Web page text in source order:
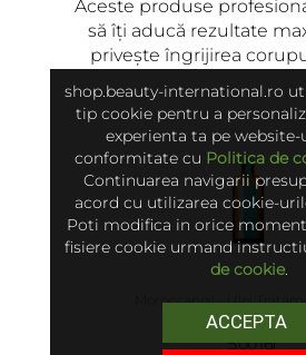
Aceste produse
să îți aducă rezultate
privește îngrijirea
Moroccanoil - Ulei
5.00 (6)
shop.beauty-international.ro
tip cookie pentru a
experienta ta pe
conformitate cu Politica de
Continuarea navigarii
acord cu utilizarea cookie-
Poti modifica in orice
fisiere cookie urmand
de cookie.
ACCEPTA